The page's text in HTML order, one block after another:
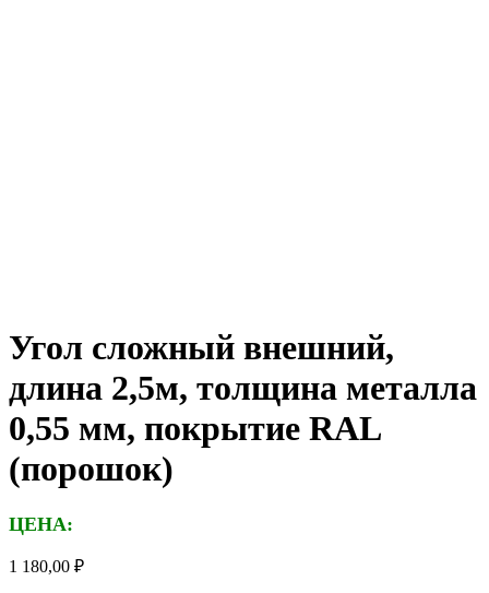
Угол сложный внешний,
длина 2,5м, толщина металла
0,55 мм, покрытие RAL
(порошок)
ЦЕНА:
1 180,00 ₽